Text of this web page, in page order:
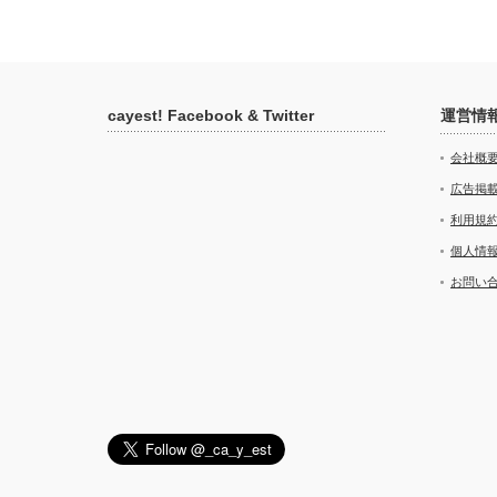
cayest! Facebook & Twitter 運営情
会社概
広告掲
利用規
個人情
お問い